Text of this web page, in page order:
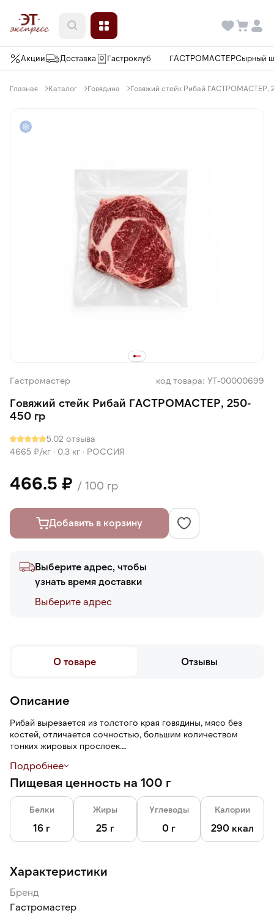
Акции Доставка Гастроклуб ГАСТРОМАСТЕРСырный
Главная Каталог Говядина Говяжий стейк Рибай ГАСТРОМАСТЕР,
Гастромастер код товара: УТ-00000699
Говяжий стейк Рибай ГАСТРОМАСТЕР, 250-
450 гр
5.02 отзыва
4665 ₽/кг · 0.3 кг · РОССИЯ
466.5 ₽ / 100 гр
Добавить в корзину
Выберите адрес, чтобы
узнать время доставки
Выберите адреc
О товаре Отзывы
Описание
Рибай вырезается из толстого края говядины, мясо без
костей, отличается сочностью, большим количеством
тонких жировых прослоек.
Рекомендуемая степень прожарки — от medium rare до
medium / medium well.
В замороженном виде храните при температуре не выше -18
℃ — 90 суток. После вскрытия упаковки — при температуре
от +2 °С до +6 °С не более 24 часов.
разморозки приготовьте в течение суток.
Подробнее
Пищевая ценность на 100 г
Белки
16 г
Жиры
25 г
Углеводы
0 г
Калории
290 ккал
Характеристики
Бренд
Гастромастер